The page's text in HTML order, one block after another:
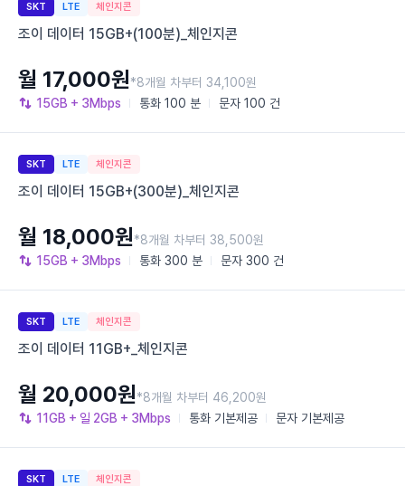
SKT LTE 체인지콘
조이 데이터 15GB+(100분)_체인지콘
15GB + 3Mbps 통화 100 분 문자 100 건
월 17,000원*8개월 차부터 34,100원
SKT LTE 체인지콘
조이 데이터 15GB+(300분)_체인지콘
15GB + 3Mbps 통화 300 분 문자 300 건
월 18,000원*8개월 차부터 38,500원
SKT LTE 체인지콘
조이 데이터 11GB+_체인지콘
11GB + 일 2GB + 3Mbps 통화 기본제공 문자 기본제공
월 20,000원*8개월 차부터 46,200원
SKT LTE 체인지콘